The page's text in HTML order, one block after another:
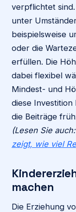
verpflichtet
unter
beispielsweise
oder die
erfüllen. Die
dabei flexibel
Mindest- und
diese
die Beiträge
(Lesen Sie auch:
zeigt, wie viel
machen
Die Erziehung